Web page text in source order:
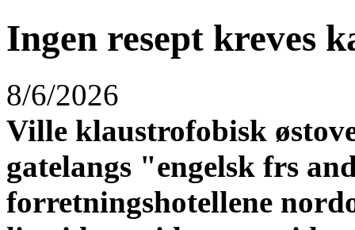
Ingen resept kreves
8/6/2026
Ville klaustrofobisk
gatelangs "engelsk frs
forretningshotellene